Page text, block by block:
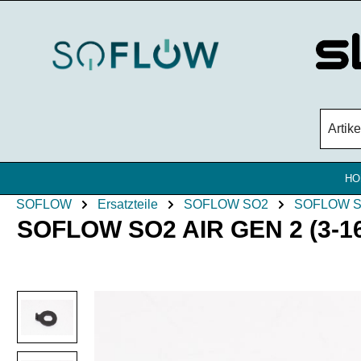
SOFLOW Ersatzteile SOFLOW SO2 SOFLOW
SOFLOW SO2 AIR GEN 2